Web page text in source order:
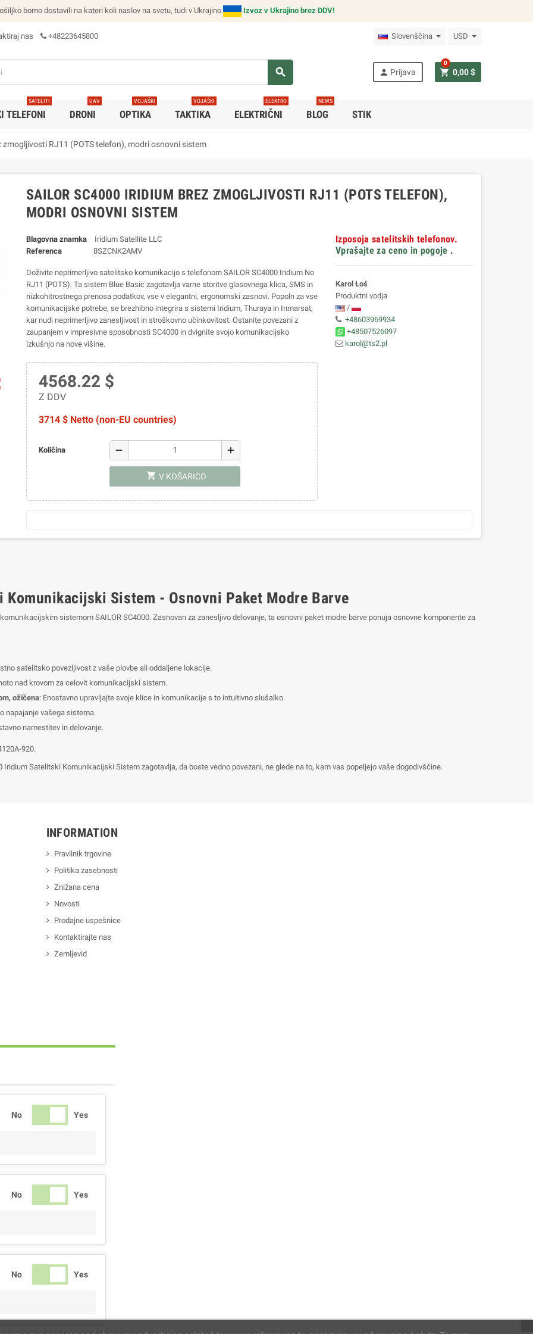
bomo dostavili na kateri koli naslov na svetu, tudi v Ukrajino Izvoz v Ukrajino brez DDV!
nas +48223645800 Slovenščina USD
search person Prijava shopping_cart 0,00 $
0
TELEFONI
SATELITI
DRONI
UAV
OPTIKA
VOJAŠKI
TAKTIKA
VOJAŠKI
ELEKTRIČNI
ELEKTRO
BLOG
NEWS
STIK
zmogljivosti RJ11 (POTS telefon), modri osnovni sistem
SAILOR SC4000 IRIDIUM BREZ ZMOGLJIVOSTI RJ11 (POTS TELEFON),
MODRI OSNOVNI SISTEM
Blagovna znamka
Iridium Satellite LLC
Referenca
8SZCNK2AMV
Doživite neprimerljivo satelitsko komunikacijo s telefonom SAILOR SC4000 Iridium No
RJ11 (POTS). Ta sistem Blue Basic zagotavlja varne storitve glasovnega klica, SMS in
nizkohitrostnega prenosa podatkov, vse v elegantni, ergonomski zasnovi. Popoln za vse
komunikacijske potrebe, se brezhibno integrira s sistemi Iridium, Thuraya in Inmarsat,
kar nudi neprimerljivo zanesljivost in stroškovno učinkovitost. Ostanite povezani z
zaupanjem v impresivne sposobnosti SC4000 in dvignite svojo komunikacijsko
izkušnjo na nove višine.
4568.22 $
Z DDV
3714 $ Netto (non-EU countries)
Količina remove add
shopping_cart V KOŠARICO
Izposoja satelitskih telefonov.
Vprašajte za ceno in pogoje .
Karol Łoś
Produktni vodja
/
+48603969934
+48507526097
karol@ts2.pl
Komunikacijski Sistem - Osnovni Paket Modre Barve
sistemom SAILOR SC4000. Zasnovan za zanesljivo delovanje, ta osnovni paket modre barve ponuja osnovne komponente za
satelitsko povezljivost z vaše plovbe ali oddaljene lokacije.
nad krovom za celovit komunikacijski sistem.
ožičena: Enostavno upravljajte svoje klice in komunikacije s to intuitivno slušalko.
napajanje vašega sistema.
namestitev in delovanje.
920.
Satelitski Komunikacijski Sistem zagotavlja, da boste vedno povezani, ne glede na to, kam vas popeljejo vaše dogodivščine.
INFORMATION
Pravilnik trgovine
Politika zasebnosti
Znižana cena
Novosti
Prodajne uspešnice
Kontaktirajte nas
Zemljevid
No Yes
No Yes
No Yes